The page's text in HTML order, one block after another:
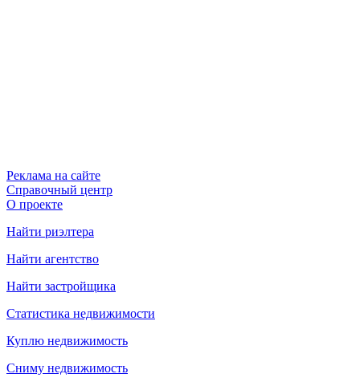
Реклама на сайте
Справочный центр
О проекте
Найти риэлтера
Найти агентство
Найти застройщика
Статистика недвижимости
Куплю недвижимость
Сниму недвижимость